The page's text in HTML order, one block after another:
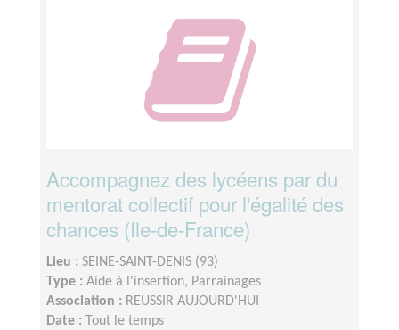
Accompagnez des lycéens par du
mentorat collectif pour l'égalité des
chances (Ile-de-France)
Lieu : SEINE-SAINT-DENIS (93)
Type : Aide à l'insertion, Parrainages
Association : REUSSIR AUJOURD'HUI
Date :
Tout le temps